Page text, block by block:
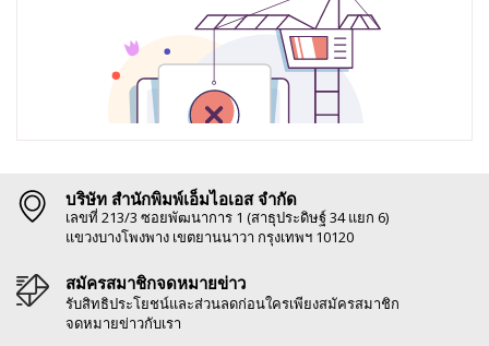
บริษัท สำนักพิมพ์เอ็มไอเอส จำกัด
เลขที่ 213/3 ซอยพัฒนาการ 1 (สาธุประดิษฐ์ 34 แยก 6)
แขวงบางโพงพาง เขตยานนาวา กรุงเทพฯ 10120
สมัครสมาชิกจดหมายข่าว
รับสิทธิประโยชน์และส่วนลดก่อนใครเพียงสมัครสมาชิก
จดหมายข่าวกับเรา